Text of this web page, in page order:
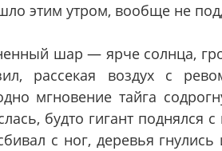
этим утром, вообще не
шар — ярче солнца,
рассекая воздух с
мгновение тайга
будто гигант поднялся
с ног, деревья